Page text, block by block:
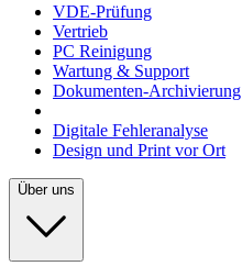
VDE-Prüfung
Vertrieb
PC Reinigung
Wartung & Support
Dokumenten-Archivierung
Digitale Fehleranalyse
Design und Print vor Ort
Über uns